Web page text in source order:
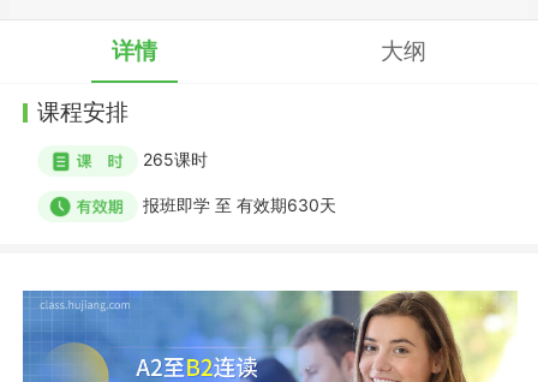
详情 大纲
课程安排
265课时
报班即学至 有效期630天